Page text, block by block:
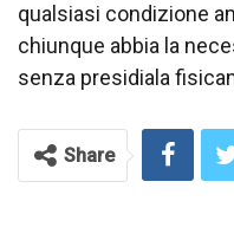
qualsiasi condizione
chiunque abbia la
senza presidiala
Share